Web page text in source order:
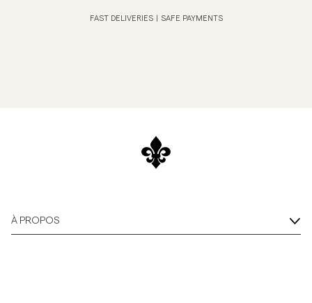
FAST DELIVERIES SAFE PAYMENTS
À PROPOS